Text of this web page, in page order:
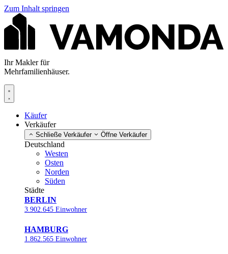
Zum Inhalt springen
Ihr Makler für
Mehrfamilienhäuser.
Käufer
Verkäufer
Schließe Verkäufer Öffne Verkäufer
Deutschland
Westen
Osten
Norden
Süden
Städte
BERLIN
3.902.645 Einwohner
HAMBURG
1.862.565 Einwohner